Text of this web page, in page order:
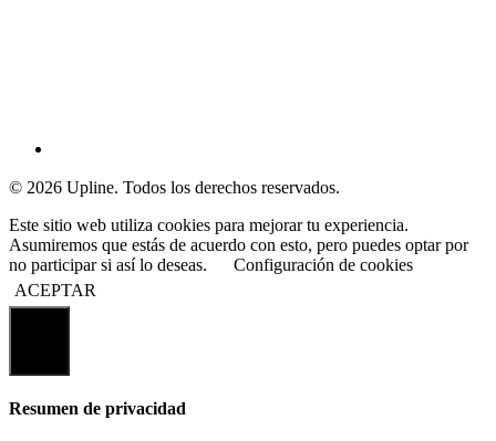
© 2026 Upline. Todos los derechos reservados.
Este sitio web utiliza cookies para mejorar tu experiencia.
Asumiremos que estás de acuerdo con esto, pero puedes optar por
no participar si así lo deseas.
Configuración de cookies
ACEPTAR
Resumen de privacidad